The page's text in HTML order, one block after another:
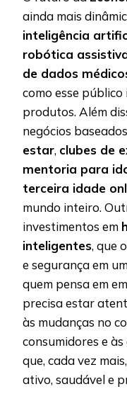
ainda mais
inteligência
robótica
de dados
como esse
produtos. Além
negócios
estar, clubes de
mentoria para
terceira idade
mundo inteiro.
investimentos em
inteligentes, que
e segurança em
quem pensa em
precisa estar
às mudanças no
consumidores e
que, cada vez
ativo, saudável e